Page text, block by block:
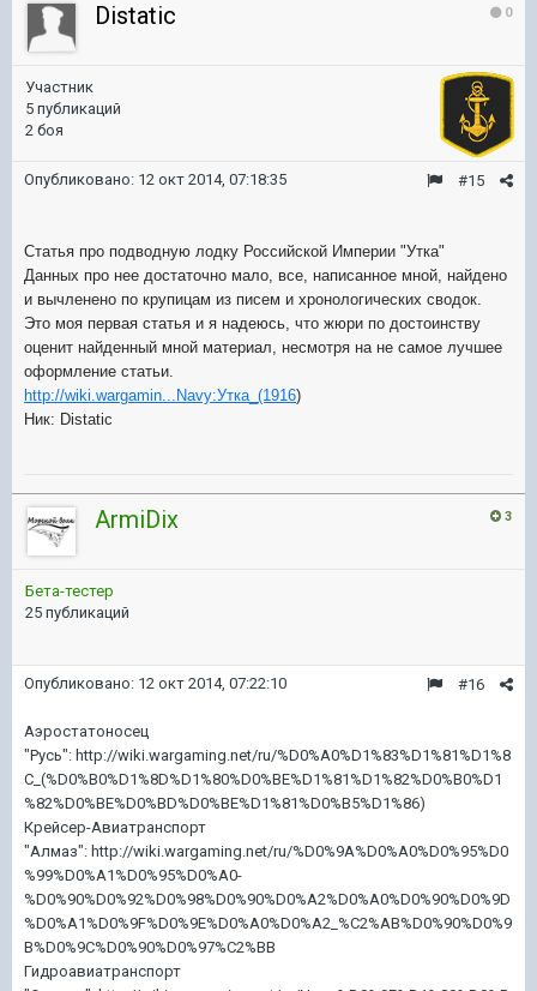
0
Distatic
Участник
5 публикаций
2 боя
#15
Опубликовано: 12 окт 2014, 07:18:35
Статья про подводную лодку Российской Империи "Утка"
Данных про нее достаточно мало, все, написанное мной, найдено
и вычленено по крупицам из писем и хронологических сводок.
Это моя первая статья и я надеюсь, что жюри по достоинству
оценит найденный мной материал, несмотря на не самое лучшее
оформление статьи.
http://wiki.wargamin...Navy:Утка_(1916)
Ник: Distatic
3
ArmiDix
Бета-тестер
25 публикаций
#16
Опубликовано: 12 окт 2014, 07:22:10
Аэростатоносец
"Русь": http://wiki.wargaming.net/ru/%D0%A0%D1%83%D1%81%D1%8
C_(%D0%B0%D1%8D%D1%80%D0%BE%D1%81%D1%82%D0%B0%D1
%82%D0%BE%D0%BD%D0%BE%D1%81%D0%B5%D1%86)
Крейсер-Авиатранспорт
"Алмаз": http://wiki.wargaming.net/ru/%D0%9A%D0%A0%D0%95%D0
%99%D0%A1%D0%95%D0%A0-
%D0%90%D0%92%D0%98%D0%90%D0%A2%D0%A0%D0%90%D0%9D
%D0%A1%D0%9F%D0%9E%D0%A0%D0%A2_%C2%AB%D0%90%D0%9
B%D0%9C%D0%90%D0%97%C2%BB
Гидроавиатранспорт